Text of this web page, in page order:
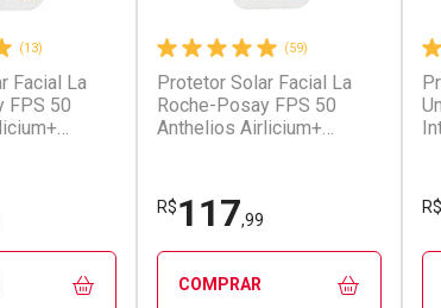
(13)
Facial La
FPS 50
(59)
Protetor Solar Facial La
Roche-Posay FPS 50
Anthelios Airlicium+
R$117,99
COMPRAR
R$